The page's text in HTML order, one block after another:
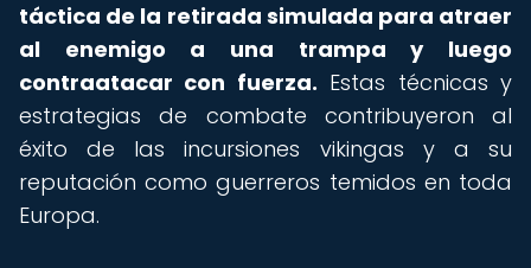
táctica de la retirada simulada para atraer
al enemigo a una trampa y luego
contraatacar con fuerza. Estas técnicas y
estrategias de combate contribuyeron al
éxito de las incursiones vikingas y a su
reputación como guerreros temidos en toda
Europa.